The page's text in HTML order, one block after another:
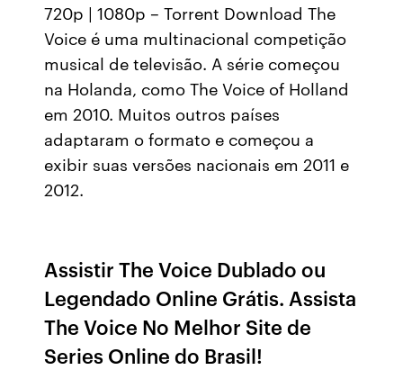
720p | 1080p – Torrent Download The
Voice é uma multinacional competição
musical de televisão. A série começou
na Holanda, como The Voice of Holland
em 2010. Muitos outros países
adaptaram o formato e começou a
exibir suas versões nacionais em 2011 e
2012.
Assistir The Voice Dublado ou
Legendado Online Grátis. Assista
The Voice No Melhor Site de
Series Online do Brasil!